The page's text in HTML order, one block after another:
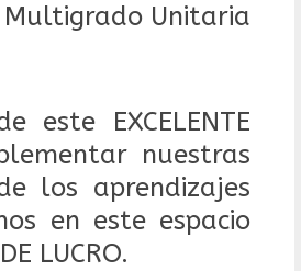
Multigrado Unitaria
este EXCELENTE
nuestras
los aprendizajes
en este espacio
LUCRO.